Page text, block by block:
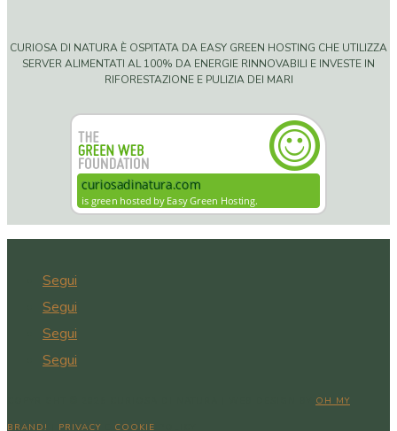
CURIOSA DI NATURA È OSPITATA DA EASY GREEN HOSTING CHE UTILIZZA
SERVER ALIMENTATI AL 100% DA ENERGIE RINNOVABILI E INVESTE IN
RIFORESTAZIONE E PULIZIA DEI MARI
Segui
Segui
Segui
Segui
OH MY
BRAND! PRIVACY COOKIE